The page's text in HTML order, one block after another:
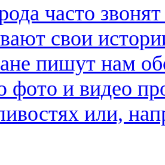
часто
свои
пишут нам
фото и видео
или,